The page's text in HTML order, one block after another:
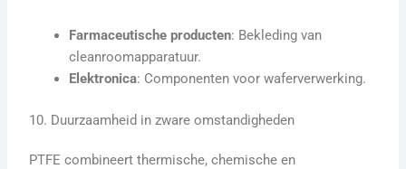
Farmaceutische producten: Bekleding van
cleanroomapparatuur.
Elektronica: Componenten voor waferverwerking.
10. Duurzaamheid in zware omstandigheden
PTFE combineert thermische, chemische en